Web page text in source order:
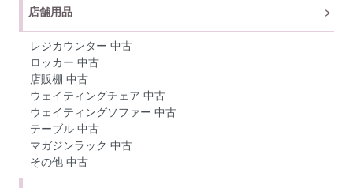
店舗用品
レジカウンター 中古
ロッカー 中古
店販棚 中古
ウェイティングチェア 中古
ウェイティングソファー 中古
テーブル 中古
マガジンラック 中古
その他 中古